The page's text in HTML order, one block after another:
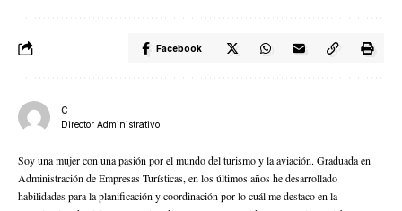
Facebook
C
Director Administrativo
Soy una mujer con una pasión por el mundo del turismo y la aviación. Graduada en
Administración de Empresas Turísticas, en los últimos años he desarrollado
habilidades para la planificación y coordinación por lo cuál me destaco en la